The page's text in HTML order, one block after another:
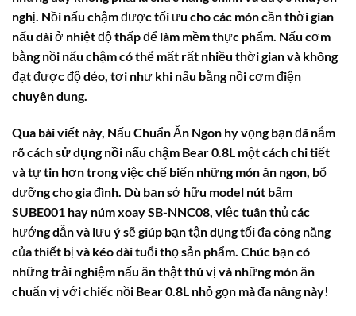
nghị. Nồi nấu chậm được tối ưu cho các món cần thời gian
nấu dài ở nhiệt độ thấp để làm mềm thực phẩm. Nấu cơm
bằng nồi nấu chậm có thể mất rất nhiều thời gian và không
đạt được độ dẻo, tơi như khi nấu bằng nồi cơm điện
chuyên dụng.
Qua bài viết này, Nấu Chuẩn Ăn Ngon hy vọng bạn đã nắm
rõcách sử dụng nồi nấu chậm Bear 0.8L một cách chi tiết
và tự tin hơn trong việc chế biến những món ăn ngon, bổ
dưỡng cho gia đình. Dù bạn sở hữu model nút bấm
SUBE001 hay núm xoay SB-NNC08, việc tuân thủ các
hướng dẫn và lưu ý sẽ giúp bạn tận dụng tối đa công năng
của thiết bị và kéo dài tuổi thọ sản phẩm. Chúc bạn có
những trải nghiệm nấu ăn thật thú vị và những món ăn
chuẩn vị với chiếc nồi Bear 0.8L nhỏ gọn mà đa năng này!